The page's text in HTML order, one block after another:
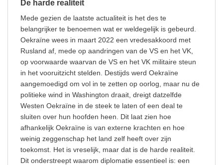
De harde realiteit
Mede gezien de laatste actualiteit is het des te
belangrijker te benoemen wat er weldegelijk is gebeurd.
Oekraïne wees in maart 2022 een vredesakkoord met
Rusland af, mede op aandringen van de VS en het VK,
op voorwaarde waarvan de VS en het VK militaire steun
in het vooruitzicht stelden. Destijds werd Oekraïne
aangemoedigd om vol in te zetten op oorlog, maar nu de
politieke wind in Washington draait, dreigt datzelfde
Westen Oekraïne in de steek te laten of een deal te
sluiten over hun hoofden heen. Dit laat zien hoe
afhankelijk Oekraïne is van externe krachten en hoe
weinig zeggenschap het land zelf heeft over zijn
toekomst. Het is vreselijk, maar dat is de harde realiteit.
Dit onderstreept waarom diplomatie essentieel is: een